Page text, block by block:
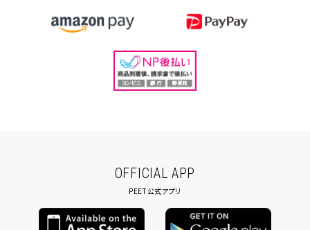
OFFICIAL APP
PEET公式アプリ